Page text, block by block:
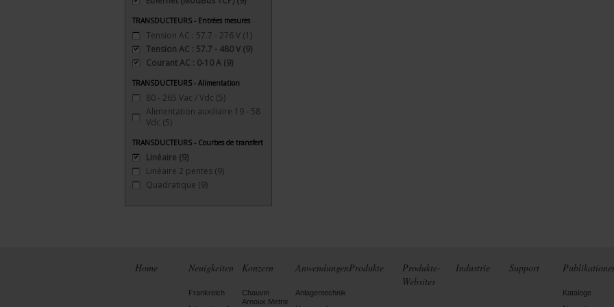
TRANSDUCTEURS - Entrées mesures
Tension AC : 57.7 - 276 V (1)
Tension AC : 57.7 - 480 V (9)
Courant AC : 0-10 A (9)
TRANSDUCTEURS - Alimentation
80 - 265 Vac / Vdc (5)
Alimentation auxiliaire 19 - 58
Vdc (5)
TRANSDUCTEURS - Courbes de transfert
Linéaire (9)
Linéaire 2 pentes (9)
Quadratique (9)
Home Neuigkeiten
Frankreich
Konzern
Chauvin
Arnoux Metrix
Anwendungen
Anlagentechnik
Produkte
Produkte-
Websites
Industrie Support
Kataloge